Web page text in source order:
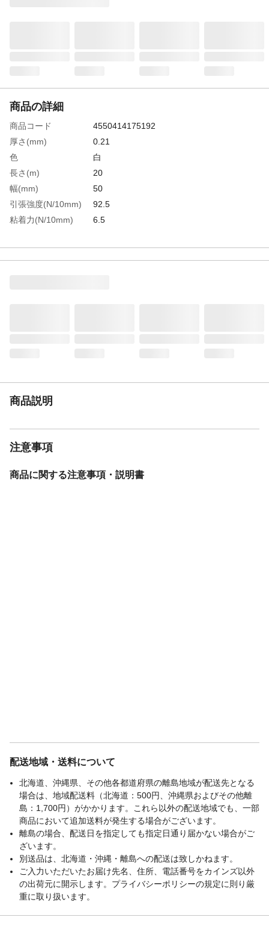
商品の詳細
商品コード
4550414175192
厚さ(mm)
0.21
色
白
長さ(m)
20
幅(mm)
50
引張強度(N/10mm)
92.5
粘着力(N/10mm)
6.5
重さ
290.000G
商品説明
注意事項
商品に関する注意事項・説明書
配送地域・送料について
北海道、沖縄県、その他各都道府県の離島地域が配送先となる
場合は、地域配送料（北海道：500円、沖縄県およびその他離
島：1,700円）がかかります。これら以外の配送地域でも、一部
商品において追加送料が発生する場合がございます。
離島の場合、配送日を指定しても指定日通り届かない場合がご
ざいます。
別送品は、北海道・沖縄・離島への配送は致しかねます。
ご入力いただいたお届け先名、住所、電話番号をカインズ以外
の出荷元に開示します。プライバシーポリシーの規定に則り厳
重に取り扱います。